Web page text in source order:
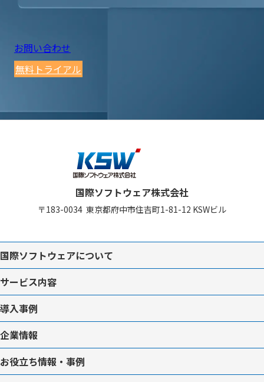
お問い合わせ
無料トライアル
国際ソフトウェア株式会社
〒183-0034 東京都府中市住吉町1-81-12 KSWビル
国際ソフトウェアについて
サービス内容
導入事例
企業情報
お役立ち情報・事例